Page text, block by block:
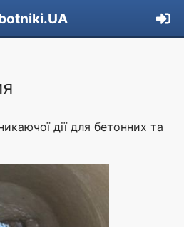
дії для бетонних та